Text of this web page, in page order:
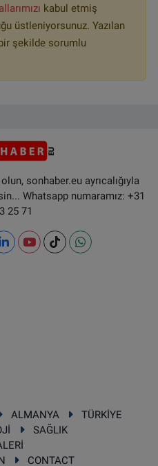
kabul etmiş
üstleniyorsunuz. Yazılan
şekilde sorumlu
sonhaber.eu ayrıcalığıyla
Whatsapp numaramız: +31
25 71
ALMANYA
TÜRKİYE
SAĞLIK
CONTACT